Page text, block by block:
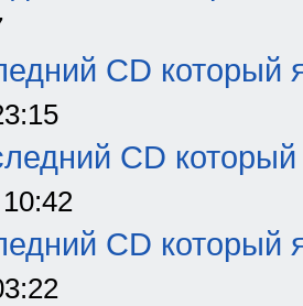
CD который
CD который
CD который